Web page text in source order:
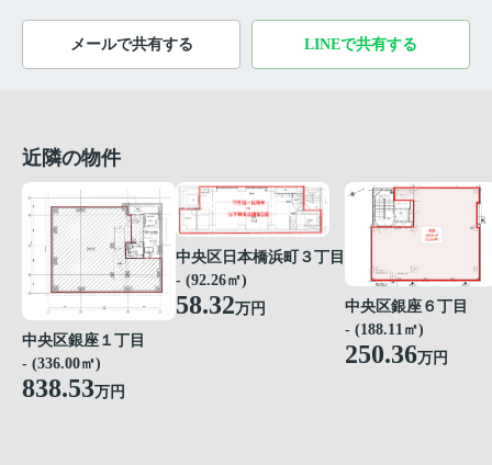
メールで共有する LINEで共有する
近隣の物件
中央区銀座１丁目
- (336.00㎡)
838.53万円
中央区日本橋浜町３丁目
- (92.26㎡)
58.32万円
中央区銀座６丁目
- (188.11㎡)
250.36万円